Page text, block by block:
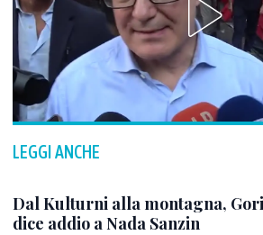
LEGGI ANCHE
Dal Kulturni alla montagna,
dice addio a Nada Sanzin